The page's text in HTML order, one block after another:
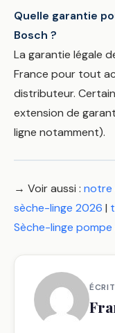
Quelle garantie
Bosch ?
La garantie légale
France pour tout
distributeur.
extension de
ligne notamment).
→ Voir aussi : notre
sèche-linge 2026 |
Sèche-linge